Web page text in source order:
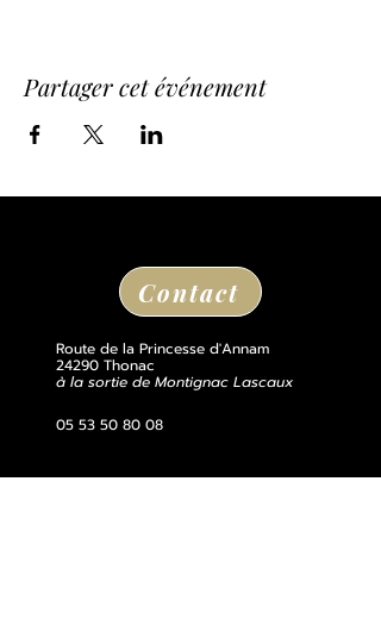
Partager cet événement
Contact
Route de la Princesse d'Annam
24290 Thonac
à la sortie de Montignac Lascaux
05 53 50 80 08
losse@chateaudelosse.com